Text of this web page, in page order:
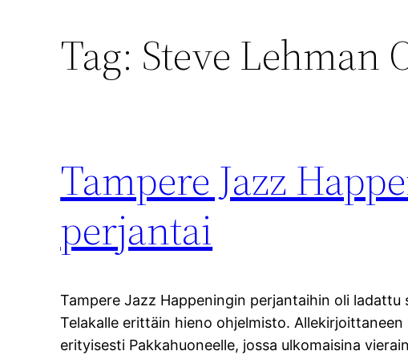
Tag: Steve Lehman
Tampere Jazz
perjantai
Tampere Jazz Happeningin perjantaihin oli ladattu
Telakalle erittäin hieno ohjelmisto.
erityisesti Pakkahuoneelle, jossa ulkomaisina